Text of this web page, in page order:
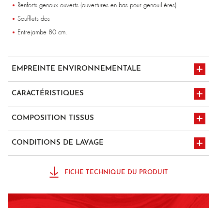
Renforts genoux ouverts (ouvertures en bas pour genouillères)
Soufflets dos
Entrejambe 80 cm.
EMPREINTE ENVIRONNEMENTALE
CARACTÉRISTIQUES
ceinture élastiquée
mercerie plastique
COMPOSITION TISSUS
CONDITIONS DE LAVAGE
température moyenne
150°C
sèche-linge
nettoyage à sec
FICHE TECHNIQUE DU PRODUIT